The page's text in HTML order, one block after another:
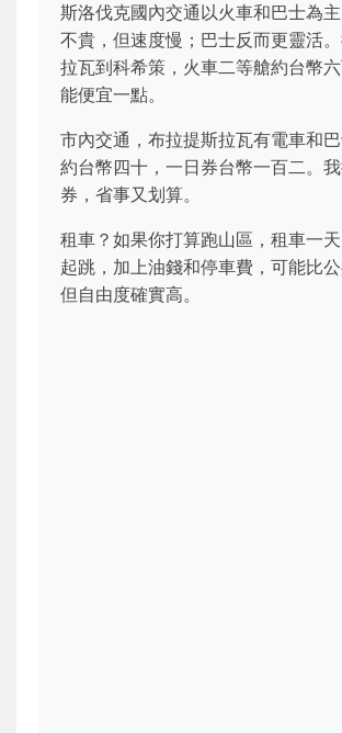
斯洛伐克國內交通以火車和巴士為
不貴，但速度慢；巴士反而更靈活
拉瓦到科希策，火車二等艙約台幣
能便宜一點。
市內交通，布拉提斯拉瓦有電車和
約台幣四十，一日券台幣一百二。
券，省事又划算。
租車？如果你打算跑山區，租車一
起跳，加上油錢和停車費，可能比公
但自由度確實高。